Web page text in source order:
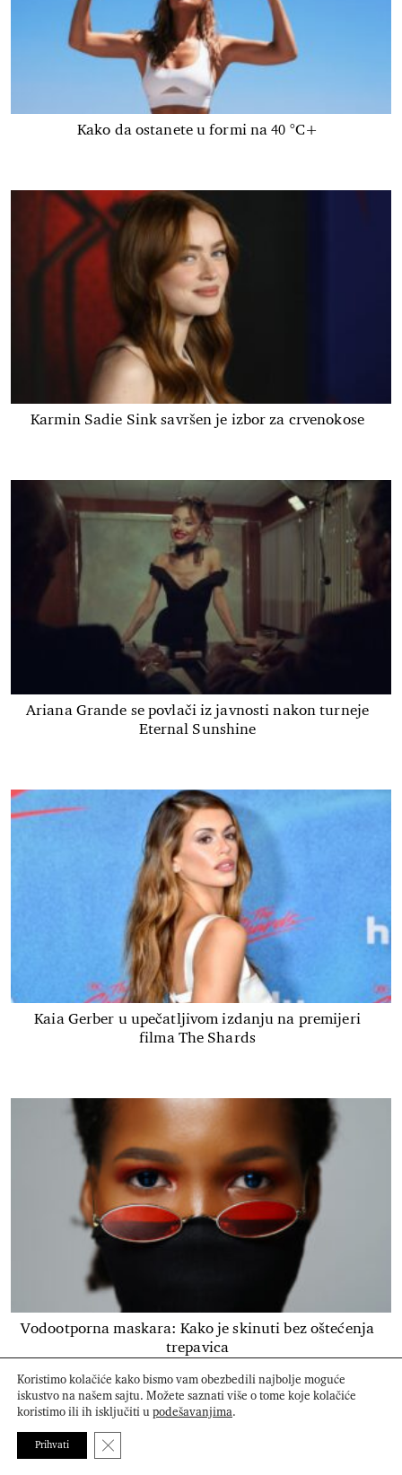
Kako da ostanete u formi na 40 °C+
Karmin Sadie Sink savršen je izbor za crvenokose
Ariana Grande se povlači iz javnosti nakon turneje
Eternal Sunshine
Kaia Gerber u upečatljivom izdanju na premijeri
filma The Shards
Vodootporna maskara: Kako je skinuti bez oštećenja
trepavica
Donosimo vam najbolje od modnih, beauty, lifestyle
trendova. Sofisticiran, odvažan i elegantan - That’s so
Koristimo kolačiće kako bismo vam obezbedili najbolje moguće
iskustvo na našem sajtu. Možete saznati više o tome koje kolačiće
koristimo ili ih isključiti upodešavanjima.
Prihvati Close GDPR Cookie Banner